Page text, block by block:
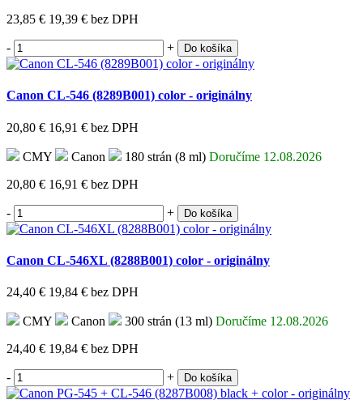
23,85 € 19,39 € bez DPH
- + Do košíka
Canon CL-546 (8289B001) color - originálny
20,80 € 16,91 € bez DPH
CMY Canon 180 strán (8 ml) Doručíme 12.08.2026
20,80 € 16,91 € bez DPH
- + Do košíka
Canon CL-546XL (8288B001) color - originálny
24,40 € 19,84 € bez DPH
CMY Canon 300 strán (13 ml) Doručíme 12.08.2026
24,40 € 19,84 € bez DPH
- + Do košíka